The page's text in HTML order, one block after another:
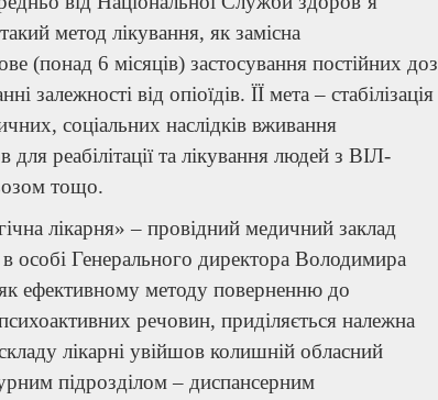
метод лікування, як замісна
(понад 6 місяців) застосування постійних доз
залежності від опіоїдів. ЇЇ мета – стабілізація
соціальних наслідків вживання
реабілітації та лікування людей з ВІЛ-
тощо.
лікарня» – провідний медичний заклад
особі Генерального директора Володимира
як ефективному методу поверненню до
речовин, приділяється належна
лікарні увійшов колишній обласний
підрозділом – диспансерним